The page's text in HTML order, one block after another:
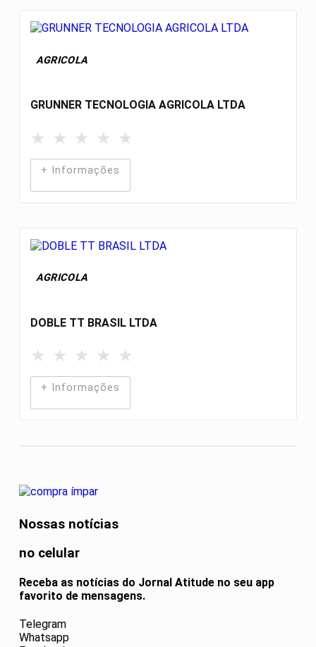
AGRICOLA
GRUNNER TECNOLOGIA AGRICOLA LTDA
★ ★ ★ ★ ★
+ Informações
AGRICOLA
DOBLE TT BRASIL LTDA
★ ★ ★ ★ ★
+ Informações
Nossas notícias
no celular
Receba as notícias do Jornal Atitude no seu app
favorito de mensagens.
Telegram
Whatsapp